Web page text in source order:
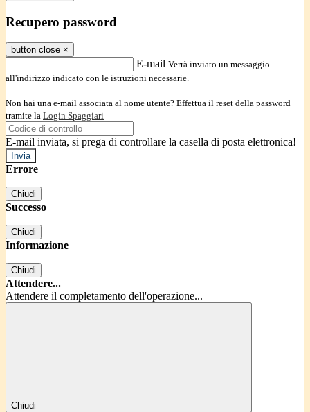
Recupero password
button close ×
E-mail Verrà inviato un messaggio
all'indirizzo indicato con le istruzioni necessarie.
Non hai una e-mail associata al nome utente? Effettua il reset della password
tramite la Login Spaggiari
E-mail inviata, si prega di controllare la casella di posta elettronica!
Errore
Chiudi
Successo
Chiudi
Informazione
Chiudi
Attendere...
Attendere il completamento dell'operazione...
Chiudi